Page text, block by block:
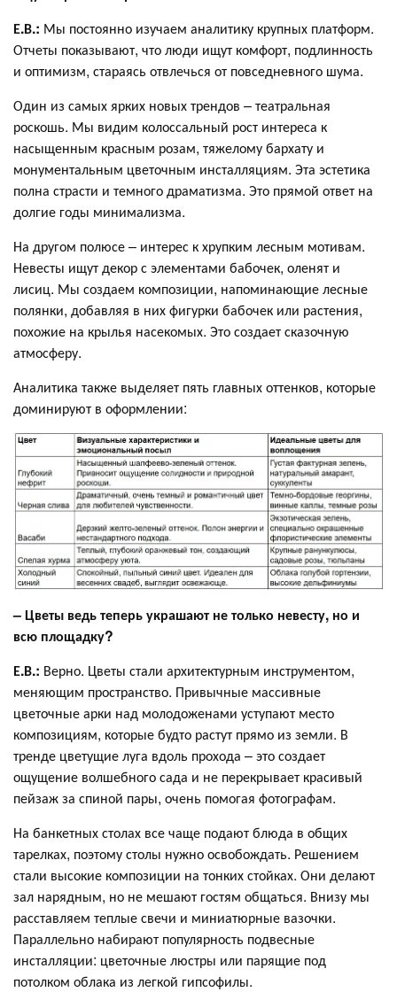
Е.В.: Мы постоянно изучаем аналитику крупных платформ.
Отчеты показывают, что люди ищут комфорт, подлинность
и оптимизм, стараясь отвлечься от повседневного шума.
Один из самых ярких новых трендов – театральная
роскошь. Мы видим колоссальный рост интереса к
насыщенным красным розам, тяжелому бархату и
монументальным цветочным инсталляциям. Эта эстетика
полна страсти и темного драматизма. Это прямой ответ на
долгие годы минимализма.
На другом полюсе – интерес к хрупким лесным мотивам.
Невесты ищут декор с элементами бабочек, оленят и
лисиц. Мы создаем композиции, напоминающие лесные
полянки, добавляя в них фигурки бабочек или растения,
похожие на крылья насекомых. Это создает сказочную
атмосферу.
Аналитика также выделяет пять главных оттенков, которые
доминируют в оформлении:
– Цветы ведь теперь украшают не только невесту, но и
всю площадку?
Е.В.: Верно. Цветы стали архитектурным инструментом,
меняющим пространство. Привычные массивные
цветочные арки над молодоженами уступают место
композициям, которые будто растут прямо из земли. В
тренде цветущие луга вдоль прохода – это создает
ощущение волшебного сада и не перекрывает красивый
пейзаж за спиной пары, очень помогая фотографам.
На банкетных столах все чаще подают блюда в общих
тарелках, поэтому столы нужно освобождать. Решением
стали высокие композиции на тонких стойках. Они делают
зал нарядным, но не мешают гостям общаться. Внизу мы
расставляем теплые свечи и миниатюрные вазочки.
Параллельно набирают популярность подвесные
инсталляции: цветочные люстры или парящие под
потолком облака из легкой гипсофилы.